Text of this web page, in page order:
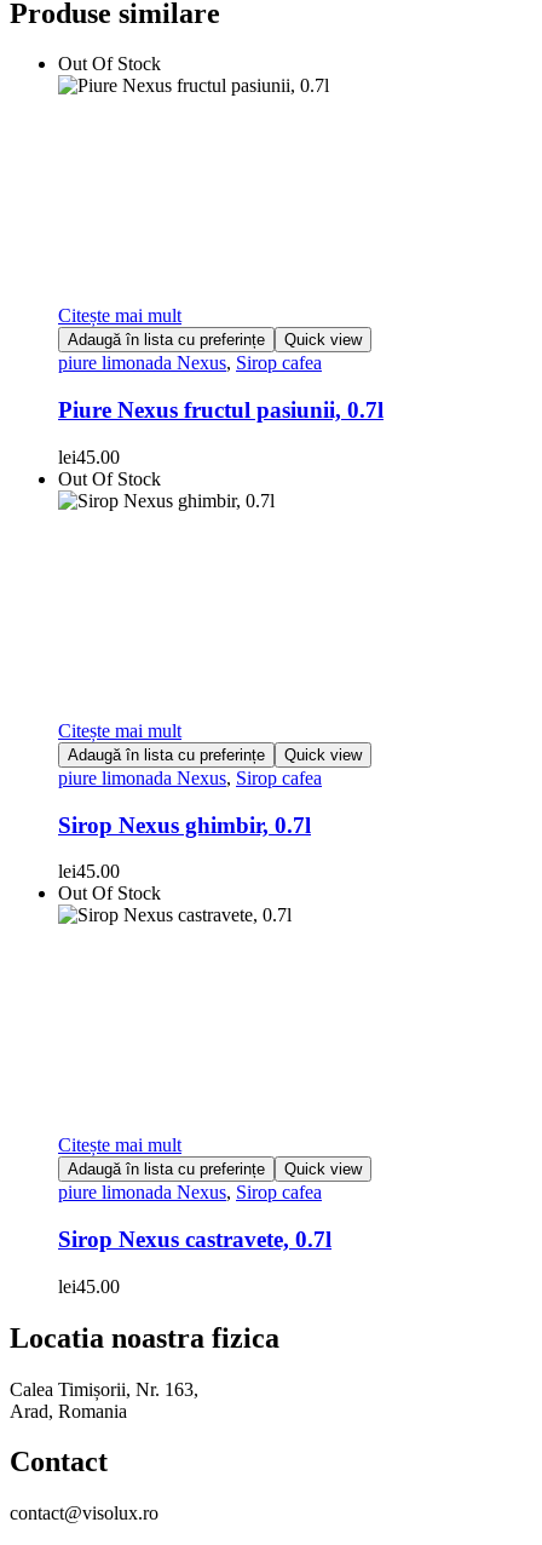
Produse similare
Out Of Stock
Citește mai mult
Adaugă în lista cu preferințe Quick view
piure limonada Nexus, Sirop cafea
Piure Nexus fructul pasiunii, 0.7l
lei45.00
Out Of Stock
Citește mai mult
Adaugă în lista cu preferințe Quick view
piure limonada Nexus, Sirop cafea
Sirop Nexus ghimbir, 0.7l
lei45.00
Out Of Stock
Citește mai mult
Adaugă în lista cu preferințe Quick view
piure limonada Nexus, Sirop cafea
Sirop Nexus castravete, 0.7l
lei45.00
Locatia noastra fizica
Calea Timișorii, Nr. 163,
Arad, Romania
Contact
contact@visolux.ro